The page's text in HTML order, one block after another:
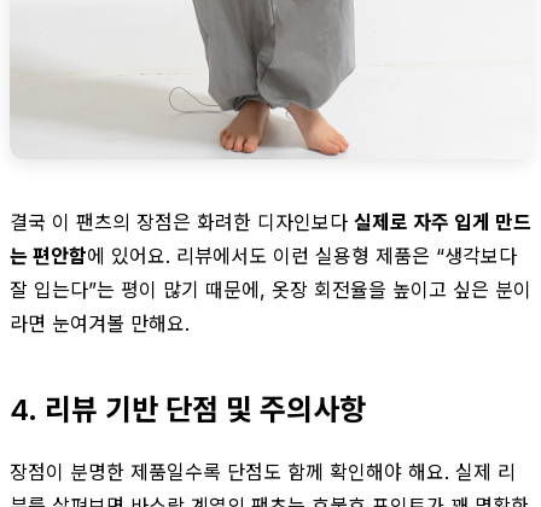
결국 이 팬츠의 장점은 화려한 디자인보다 실제로 자주 입게 만드
는 편안함에 있어요. 리뷰에서도 이런 실용형 제품은 “생각보다
잘 입는다”는 평이 많기 때문에, 옷장 회전율을 높이고 싶은 분이
라면 눈여겨볼 만해요.
4. 리뷰 기반 단점 및 주의사항
장점이 분명한 제품일수록 단점도 함께 확인해야 해요. 실제 리